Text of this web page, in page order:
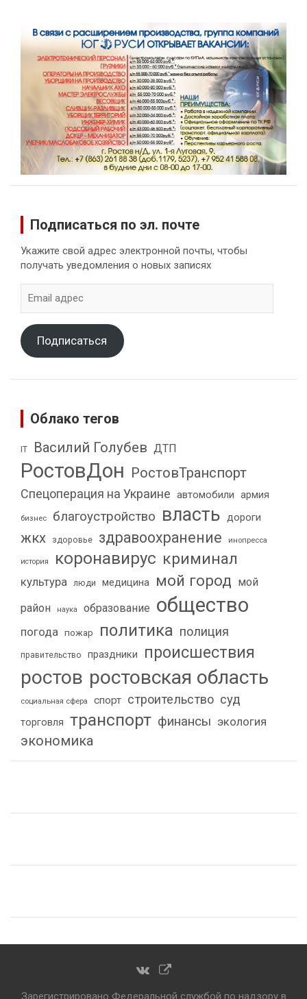
Подписаться по эл. почте
Укажите свой адрес электронной почты, чтобы
получать уведомления о новых записях
адрес
Подписаться
Облако тегов
IT Василий Голубев ДТП
РостовДон РостовТранспорт
Спецоперация на Украине автомобили армия
бизнес благоустройство власть дороги
жкх здоровье здравоохранение инопресса
история коронавирус криминал
культура люди медицина мой город мой
район
наука образование общество
погода пожар политика полиция
правительство праздники происшествия
ростов ростовская область
социальная сфера спорт строительство суд
торговля транспорт финансы экология
экономика
Зарегистрировано Федеральной службой по надзору в